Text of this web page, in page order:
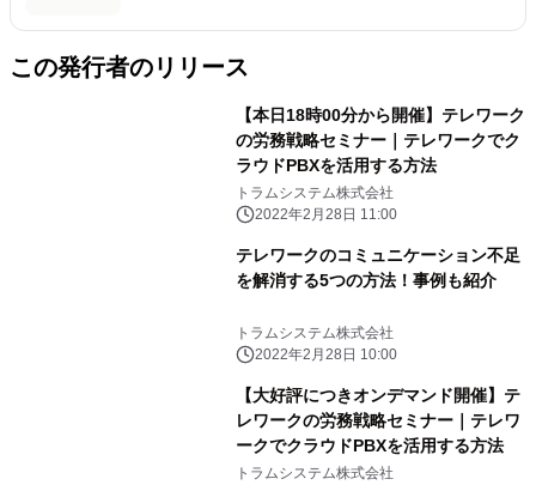
この発行者のリリース
【本日18時00分から開催】テレワーク
の労務戦略セミナー｜テレワークでク
ラウドPBXを活用する方法
トラムシステム株式会社
2022年2月28日 11:00
テレワークのコミュニケーション不足
を解消する5つの方法！事例も紹介
トラムシステム株式会社
2022年2月28日 10:00
【大好評につきオンデマンド開催】テ
レワークの労務戦略セミナー｜テレワ
ークでクラウドPBXを活用する方法
トラムシステム株式会社